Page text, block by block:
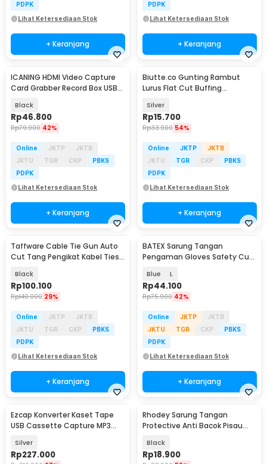
PDPK
Lihat Ketersediaan Stok
+ Keranjang
PDPK
Lihat Ketersediaan Stok
+ Keranjang
ICANING HDMI Video Capture
Card Grabber Record Box USB
Black
Rp46.800
Rp79.900 42%
Online JKTP
JKTB
JKTU
TGR CKP
PBKS
PDPK
Lihat Ketersediaan Stok
+ Keranjang
Biutte.co Gunting Rambut
Lurus Flat Cut Buffing
Silver
Rp15.700
Rp33.900 54%
Online JKTP
JKTB
JKTU
TGR CKP
PBKS
PDPK
Lihat Ketersediaan Stok
+ Keranjang
Baru
Taffware Cable Tie Gun Auto
Cut Tang Pengikat Kabel Ties
Black
Rp100.100
Rp140.000 29%
Online JKTP
JKTB
JKTU
TGR CKP
PBKS
PDPK
Lihat Ketersediaan Stok
+ Keranjang
BATEX Sarung Tangan
Pengaman Gloves Safety Cut
Blue L
Rp44.100
Rp75.900 42%
Online JKTP
JKTB
JKTU
TGR CKP
PBKS
PDPK
Lihat Ketersediaan Stok
+ Keranjang
Ezcap Konverter Kaset Tape
USB Cassette Capture MP3
Silver
Rp227.000
Rhodey Sarung Tangan
Protective Anti Bacok Pisau
Black
Rp18.900